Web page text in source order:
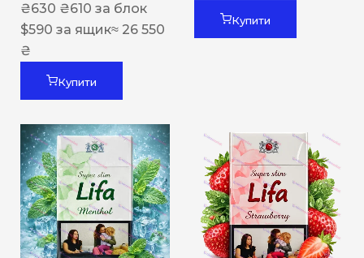
₴630 ₴610 за блок
$590 за ящик≈ 26 550
₴
Купити
Купити